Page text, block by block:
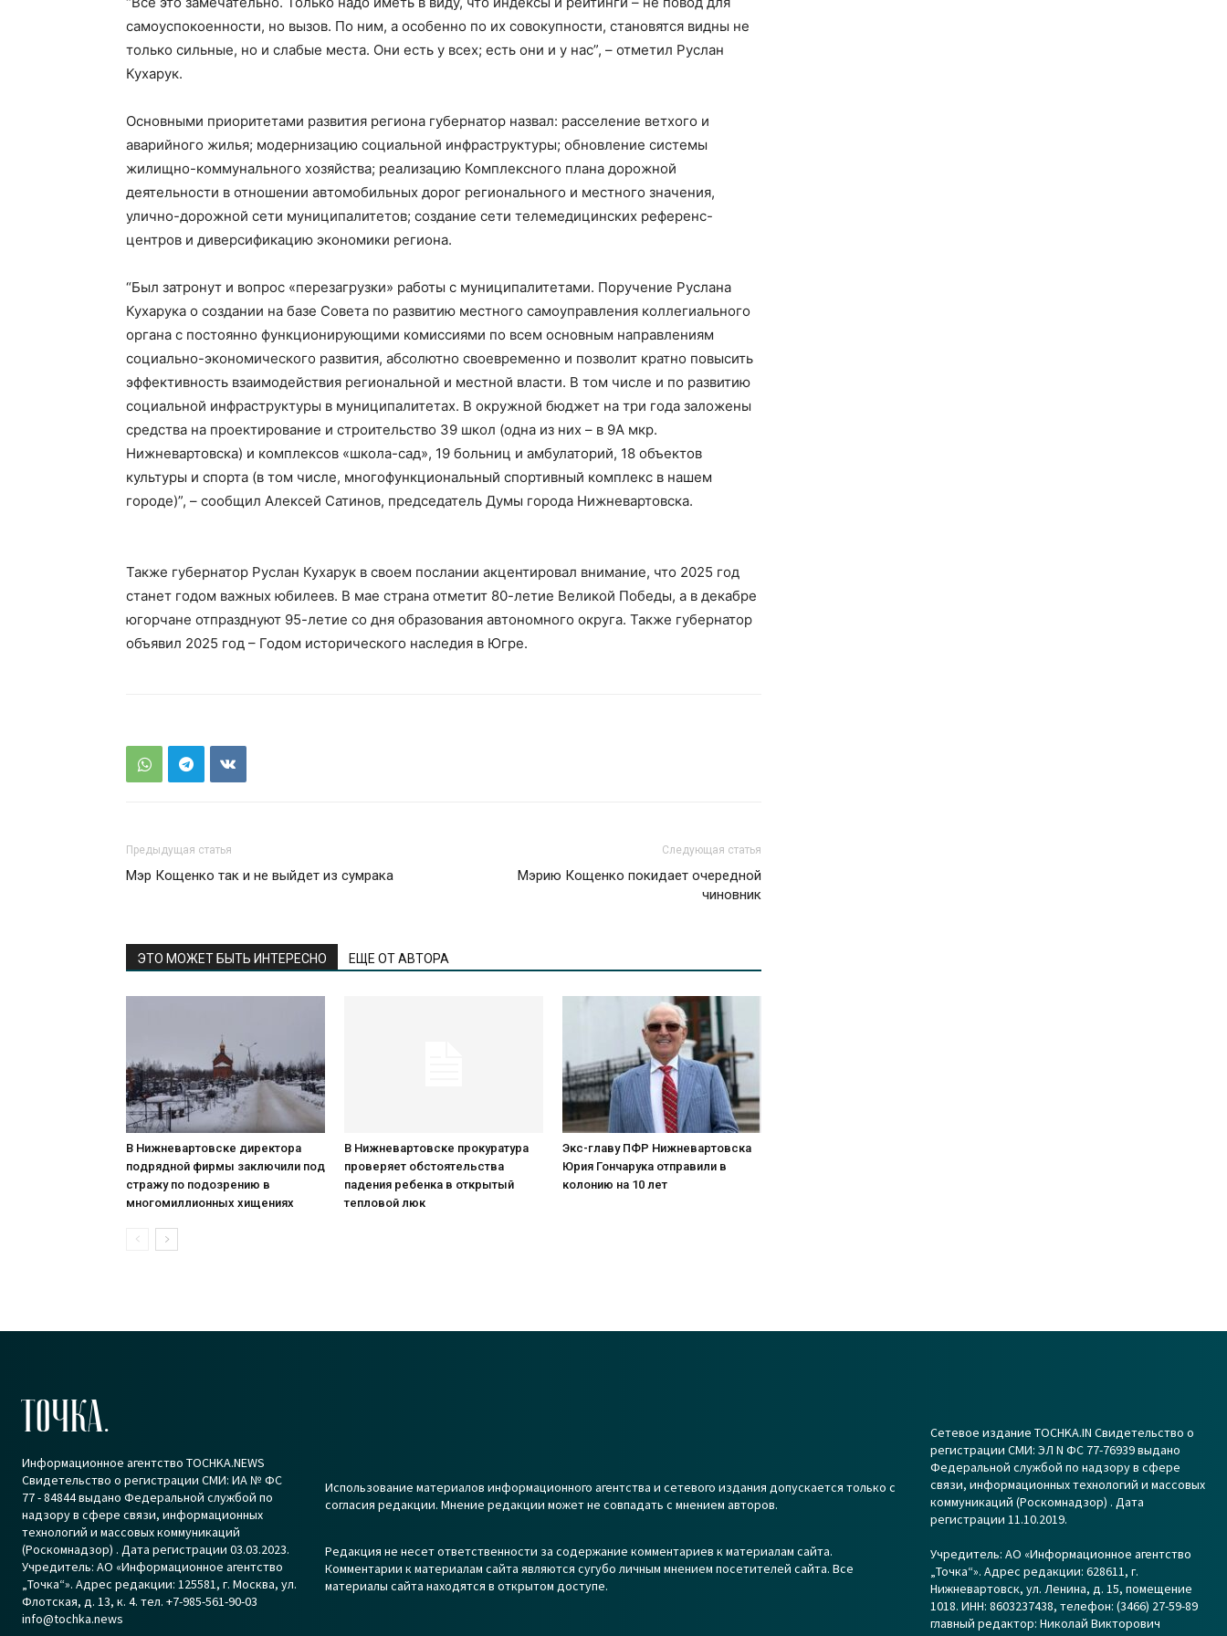
самоуспокоенности, но вызов. По ним, а особенно по их совокупности, становятся видны не
только сильные, но и слабые места. Они есть у всех; есть они и у нас”, – отметил Руслан
Кухарук.
Основными приоритетами развития региона губернатор назвал: расселение ветхого и
аварийного жилья; модернизацию социальной инфраструктуры; обновление системы
жилищно-коммунального хозяйства; реализацию Комплексного плана дорожной
деятельности в отношении автомобильных дорог регионального и местного значения,
улично-дорожной сети муниципалитетов; создание сети телемедицинских референс-
центров и диверсификацию экономики региона.
“Был затронут и вопрос «перезагрузки» работы с муниципалитетами. Поручение Руслана
Кухарука о создании на базе Совета по развитию местного самоуправления коллегиального
органа с постоянно функционирующими комиссиями по всем основным направлениям
социально-экономического развития, абсолютно своевременно и позволит кратно повысить
эффективность взаимодействия региональной и местной власти. В том числе и по развитию
социальной инфраструктуры в муниципалитетах. В окружной бюджет на три года заложены
средства на проектирование и строительство 39 школ (одна из них – в 9А мкр.
Нижневартовска) и комплексов «школа-сад», 19 больниц и амбулаторий, 18 объектов
культуры и спорта (в том числе, многофункциональный спортивный комплекс в нашем
городе)”, – сообщил Алексей Сатинов, председатель Думы города Нижневартовска.
Также губернатор Руслан Кухарук в своем послании акцентировал внимание, что 2025 год
станет годом важных юбилеев. В мае страна отметит 80-летие Великой Победы, а в декабре
югорчане отпразднуют 95-летие со дня образования автономного округа. Также губернатор
объявил 2025 год – Годом исторического наследия в Югре.
Предыдущая статья
Мэр Кощенко так и не выйдет из сумрака
Следующая статья
Мэрию Кощенко покидает очередной
чиновник
ЭТО МОЖЕТ БЫТЬ ИНТЕРЕСНО ЕЩЕ ОТ АВТОРА
В Нижневартовске директора
подрядной фирмы заключили под
стражу по подозрению в
многомиллионных хищениях
В Нижневартовске прокуратура
проверяет обстоятельства
падения ребенка в открытый
тепловой люк
Экс-главу ПФР Нижневартовска
Юрия Гончарука отправили в
колонию на 10 лет
ТОЧКА.
Информационное агентство TOCHKA.NEWS
Свидетельство о регистрации СМИ: ИА № ФС
77 - 84844 выдано Федеральной службой по
надзору в сфере связи, информационных
технологий и массовых коммуникаций
(Роскомнадзор) . Дата регистрации 03.03.2023.
Учредитель: АО «Информационное агентство
„Точка“». Адрес редакции: 125581, г. Москва, ул.
Флотская, д. 13, к. 4. тел. +7-985-561-90-03
info@tochka.news
Использование материалов информационного агентства и сетевого издания допускается только с
согласия редакции. Мнение редакции может не совпадать с мнением авторов.
Редакция не несет ответственности за содержание комментариев к материалам сайта.
Комментарии к материалам сайта являются сугубо личным мнением посетителей сайта. Все
материалы сайта находятся в открытом доступе.
Сетевое издание TOCHKA.IN Свидетельство о
регистрации СМИ: ЭЛ N ФС 77-76939 выдано
Федеральной службой по надзору в сфере
связи, информационных технологий и массовых
коммуникаций (Роскомнадзор) . Дата
регистрации 11.10.2019.
Учредитель: АО «Информационное агентство
„Точка“». Адрес редакции: 628611, г.
Нижневартовск, ул. Ленина, д. 15, помещение
1018. ИНН: 8603237438, телефон: (3466) 27-59-89
главный редактор: Николай Викторович